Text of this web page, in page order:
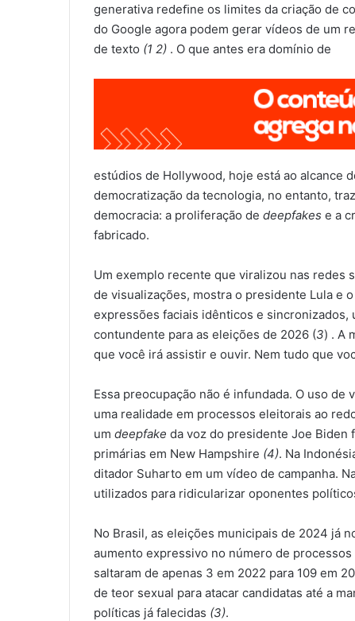
generativa redeﬁne os limites da criação de
do Google agora podem gerar vídeos de um
de texto (1 2) . O que antes era domínio de
estúdios de Hollywood, hoje está ao alcance
democratização da tecnologia, no entanto,
democracia: a proliferação de deepfakes e a
fabricado.
Um exemplo recente que viralizou nas redes
de visualizações, mostra o presidente Lula e
expressões faciais idênticos e
contundente para as eleições de 2026 (3) . A
que você irá assistir e ouvir. Nem tudo que
Essa preocupação não é infundada. O uso
uma realidade em processos eleitorais ao
um deepfake da voz do presidente Joe Biden
primárias em New Hampshire (4). Na
ditador Suharto em um vídeo de campanha.
utilizados para ridicularizar oponentes
No Brasil, as eleições municipais de 2024 já
aumento expressivo no número de
saltaram de apenas 3 em 2022 para 109 em
de teor sexual para atacar candidatas até a
políticas já falecidas (3).